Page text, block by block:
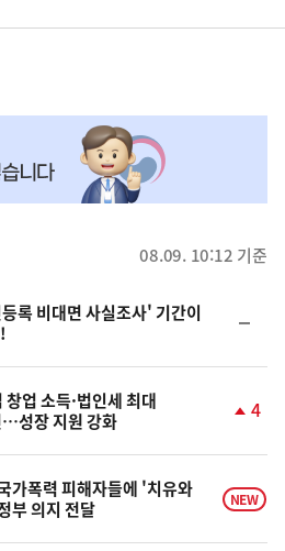
08.09. 10:12 기준
록 비대면 사실조사' 기간이
일
업 소득·법인세 최대
성장 지원 강화
계
승
4
가폭력 피해자들에 '치유와
부 의지 전달
NEW